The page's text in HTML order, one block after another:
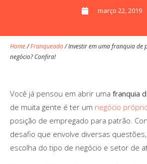
março 22, 2019
Home/Franqueado/Investir em uma franquia de
negócio? Confira!
Você já pensou em abrir uma franquia
de muita gente é ter um negócio
posição de empregado para patrão.
desafio que envolve diversas
escolha do tipo de negócio e setor de